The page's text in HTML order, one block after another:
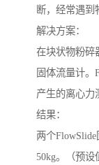
断，经常遇到
解决方案：
在块状物粉碎
固体流量计。
产生的离心力
结果：
两个
50kg。（预设